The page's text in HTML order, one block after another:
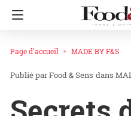
Page d'accueil MADE BY F&S
Food & Sens dans